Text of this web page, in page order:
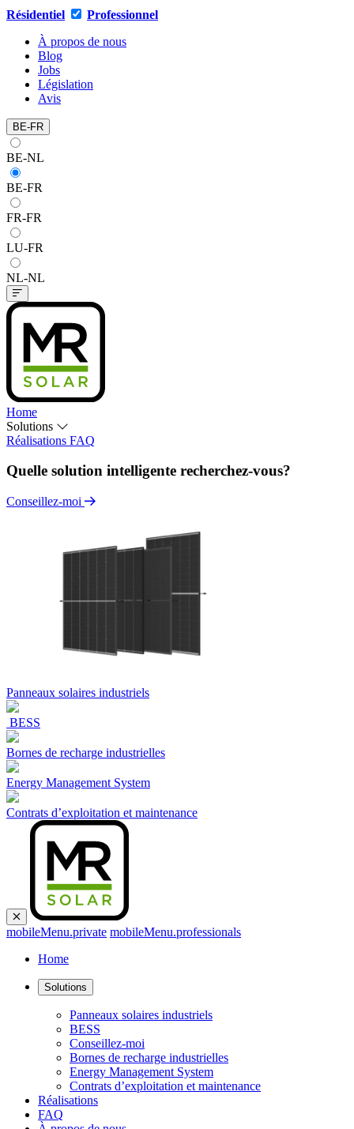
Résidentiel
Professionnel
À propos de nous
Blog
Jobs
Législation
Avis
BE-FR
BE-NL
BE-FR
FR-FR
LU-FR
NL-NL
Home
Solutions
Réalisations FAQ
Quelle solution intelligente recherchez-vous?
Conseillez-moi
Panneaux solaires industriels
BESS
Bornes de recharge industrielles
Energy Management System
Contrats d’exploitation et maintenance
mobileMenu.private mobileMenu.professionals
Home
Solutions
Panneaux solaires industriels
BESS
Conseillez-moi
Bornes de recharge industrielles
Energy Management System
Contrats d’exploitation et maintenance
Réalisations
FAQ